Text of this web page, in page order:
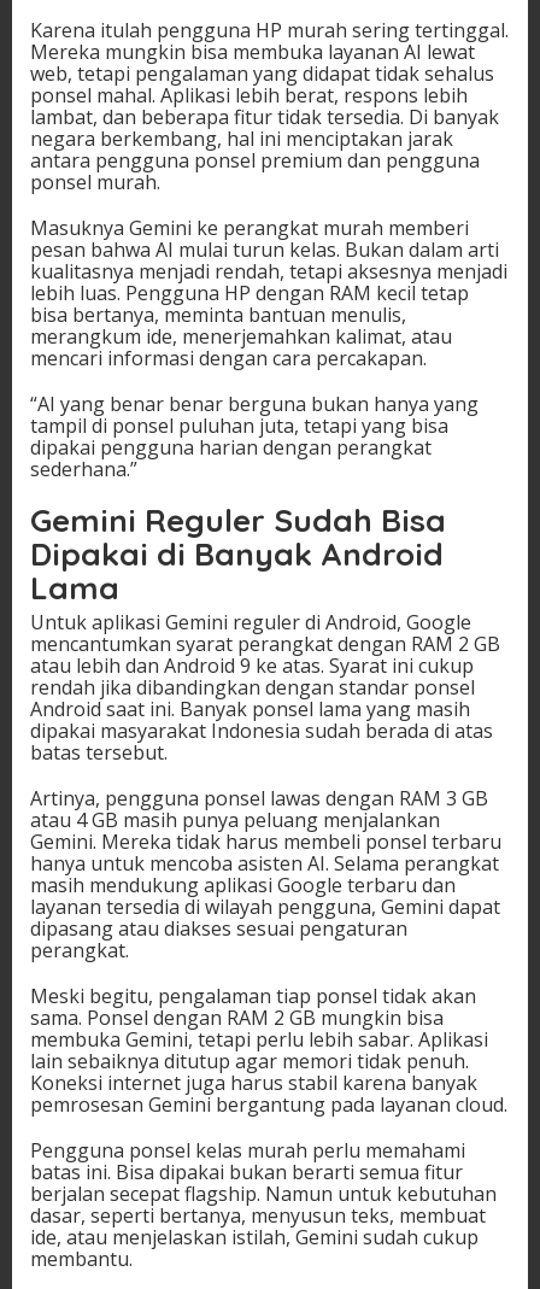
Karena itulah pengguna HP murah sering tertinggal.
Mereka mungkin bisa membuka layanan AI lewat
web, tetapi pengalaman yang didapat tidak sehalus
ponsel mahal. Aplikasi lebih berat, respons lebih
lambat, dan beberapa fitur tidak tersedia. Di banyak
negara berkembang, hal ini menciptakan jarak
antara pengguna ponsel premium dan pengguna
ponsel murah.
Masuknya Gemini ke perangkat murah memberi
pesan bahwa AI mulai turun kelas. Bukan dalam arti
kualitasnya menjadi rendah, tetapi aksesnya menjadi
lebih luas. Pengguna HP dengan RAM kecil tetap
bisa bertanya, meminta bantuan menulis,
merangkum ide, menerjemahkan kalimat, atau
mencari informasi dengan cara percakapan.
“AI yang benar benar berguna bukan hanya yang
tampil di ponsel puluhan juta, tetapi yang bisa
dipakai pengguna harian dengan perangkat
sederhana.”
Gemini Reguler Sudah Bisa
Dipakai di Banyak Android
Lama
Untuk aplikasi Gemini reguler di Android, Google
mencantumkan syarat perangkat dengan RAM 2 GB
atau lebih dan Android 9 ke atas. Syarat ini cukup
rendah jika dibandingkan dengan standar ponsel
Android saat ini. Banyak ponsel lama yang masih
dipakai masyarakat Indonesia sudah berada di atas
batas tersebut.
Artinya, pengguna ponsel lawas dengan RAM 3 GB
atau 4 GB masih punya peluang menjalankan
Gemini. Mereka tidak harus membeli ponsel terbaru
hanya untuk mencoba asisten AI. Selama perangkat
masih mendukung aplikasi Google terbaru dan
layanan tersedia di wilayah pengguna, Gemini dapat
dipasang atau diakses sesuai pengaturan
perangkat.
Meski begitu, pengalaman tiap ponsel tidak akan
sama. Ponsel dengan RAM 2 GB mungkin bisa
membuka Gemini, tetapi perlu lebih sabar. Aplikasi
lain sebaiknya ditutup agar memori tidak penuh.
Koneksi internet juga harus stabil karena banyak
pemrosesan Gemini bergantung pada layanan cloud.
Pengguna ponsel kelas murah perlu memahami
batas ini. Bisa dipakai bukan berarti semua fitur
berjalan secepat flagship. Namun untuk kebutuhan
dasar, seperti bertanya, menyusun teks, membuat
ide, atau menjelaskan istilah, Gemini sudah cukup
membantu.